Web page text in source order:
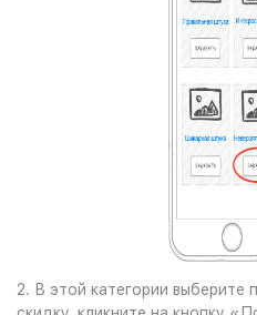
2. В этой категории выберите